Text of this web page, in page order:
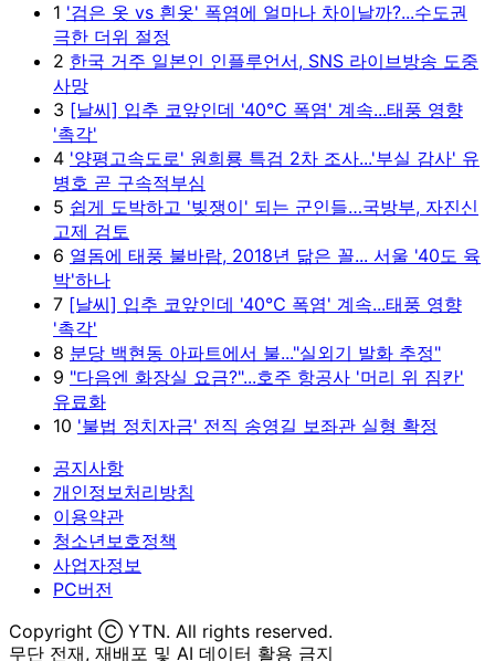
1 '검은 옷 vs 흰옷' 폭염에 얼마나 차이날까?...수도권
극한 더위 절정
2 한국 거주 일본인 인플루언서, SNS 라이브방송 도중
사망
3 [날씨] 입추 코앞인데 '40℃ 폭염' 계속...태풍 영향
'촉각'
4 '양평고속도로' 원희룡 특검 2차 조사...'부실 감사' 유
병호 곧 구속적부심
5 쉽게 도박하고 '빚쟁이' 되는 군인들…국방부, 자진신
고제 검토
6 열돔에 태풍 불바람, 2018년 닮은 꼴... 서울 '40도 육
박'하나
7 [날씨] 입추 코앞인데 '40℃ 폭염' 계속...태풍 영향
'촉각'
8 분당 백현동 아파트에서 불..."실외기 발화 추정"
9 "다음엔 화장실 요금?"...호주 항공사 '머리 위 짐칸'
유료화
10 '불법 정치자금' 전직 송영길 보좌관 실형 확정
공지사항
개인정보처리방침
이용약관
청소년보호정책
사업자정보
PC버전
Copyright Ⓒ YTN. All rights reserved.
무단 전재, 재배포 및 AI 데이터 활용 금지